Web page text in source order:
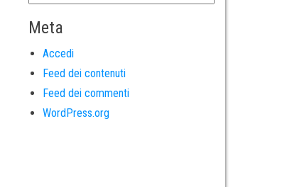
Meta
Accedi
Feed dei contenuti
Feed dei commenti
WordPress.org